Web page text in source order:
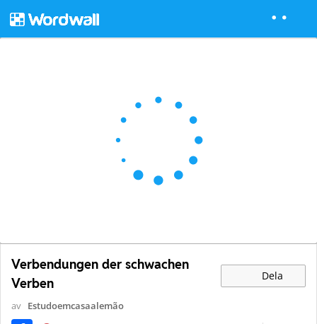
Verbendungen der schwachen
Verben
Dela
av Estudoemcasaalemão